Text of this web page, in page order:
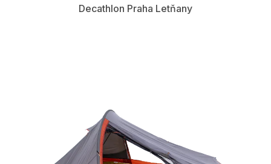
Decathlon Praha Letňany